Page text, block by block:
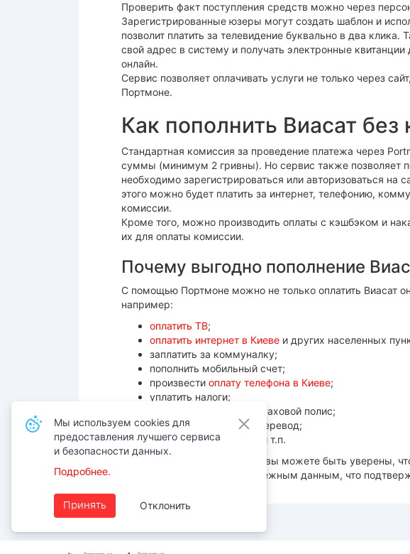
Проверить факт поступления средств можно через
Зарегистрированные юзеры могут создать шаблон и
позволит платить за телевидение буквально в два
свой адрес в систему и получать электронные
онлайн.
Сервис позволяет оплачивать услуги не только через
Портмоне.
Как пополнить Виасат без
Стандартная комиссия за проведение платежа через
суммы (минимум 2 гривны). Но сервис также позволяет
необходимо зарегистрироваться или авторизоваться на
этого можно будет платить за интернет, телефонию,
комиссии.
Кроме того, можно производить оплаты с кэшбэком и
их для оплаты комиссии.
Почему выгодно пополнение
С помощью Портмоне можно не только оплатить Виасат
например:
оплатить ТВ;
оплатить интернет в Киеве и других населенных
заплатить за коммуналку;
пополнить мобильный счет;
произвести оплату телефона в Киеве;
уплатить налоги;
купить или оплатить страховой полис;
выполнить денежный перевод;
заплатить за обучение и т.п.
Пользуясь нашим сервисом, вы можете быть уверены,
вашим персональным и платежным данным, что
Мы используем cookies для
предоставления лучшего сервиса
и безопасности данных.
Подробнее.
Принять Отклонить